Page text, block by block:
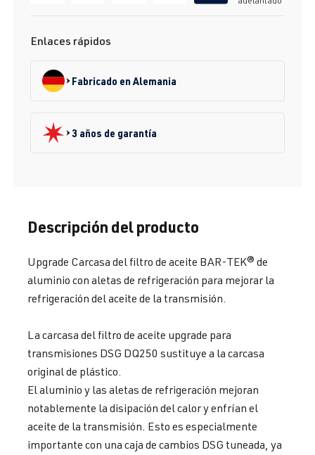
Enlaces rápidos
Fabricado en Alemania
3 años de garantía
Descripción del producto
Upgrade Carcasa del filtro de aceite BAR-TEK® de
aluminio con aletas de refrigeración para mejorar la
refrigeración del aceite de la transmisión.
La carcasa del filtro de aceite upgrade para
transmisiones DSG DQ250 sustituye a la carcasa
original de plástico.
El aluminio y las aletas de refrigeración mejoran
notablemente la disipación del calor y enfrían el
aceite de la transmisión. Esto es especialmente
importante con una caja de cambios DSG tuneada, ya